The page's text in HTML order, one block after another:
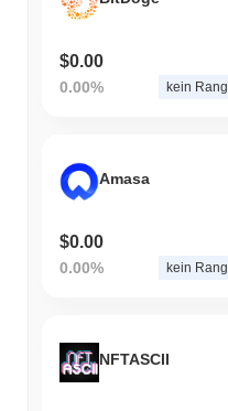
$0.00
0.00% kein Rang
Amasa
$0.00
0.00% kein Rang
NFTASCII